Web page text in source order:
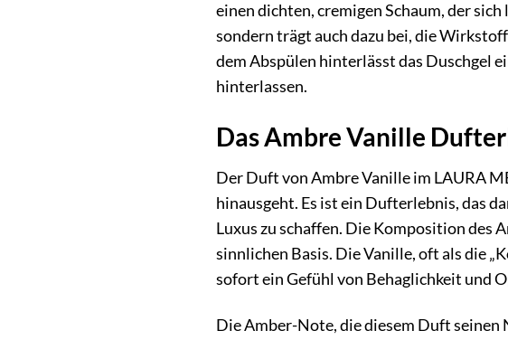
einen dichten, cremigen Schaum, der
sondern trägt auch dazu bei, die
dem Abspülen hinterlässt das Duschgel
hinterlassen.
Das Ambre Vanille
Der Duft von Ambre Vanille im LAURA
hinausgeht. Es ist ein Dufterlebnis, das
Luxus zu schaffen. Die Komposition des
sinnlichen Basis. Die Vanille, oft als die
sofort ein Gefühl von Behaglichkeit und
Die Amber-Note, die diesem Duft